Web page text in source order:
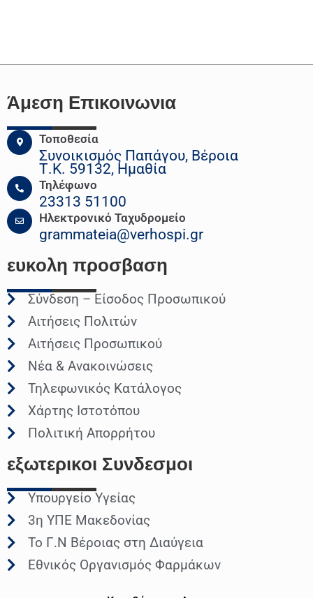
Άμεση Επικοινωνια
Τοποθεσία
Συνοικισμός Παπάγου, Βέροια
Τ.Κ. 59132, Ημαθία
Τηλέφωνο
23313 51100
Ηλεκτρονικό Ταχυδρομείο
grammateia@verhospi.gr
ευκολη προσβαση
Σύνδεση – Είσοδος Προσωπικού
Αιτήσεις Πολιτών
Αιτήσεις Προσωπικού
Νέα & Ανακοινώσεις
Τηλεφωνικός Κατάλογος
Χάρτης Ιστοτόπου
Πολιτική Απορρήτου
εξωτερικοι Συνδεσμοι
Υπουργείο Υγείας
3η ΥΠΕ Μακεδονίας
Το Γ.Ν Βέροιας στη Διαύγεια
Εθνικός Οργανισμός Φαρμάκων